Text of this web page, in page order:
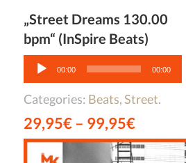
„Street Dreams 130.00
bpm“ (InSpire Beats)
Audio-
Player
00:00 00:00
Categories: Beats,Street.
29,95€– 99,95€